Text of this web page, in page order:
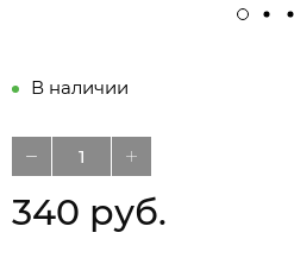
В наличии
340 руб.